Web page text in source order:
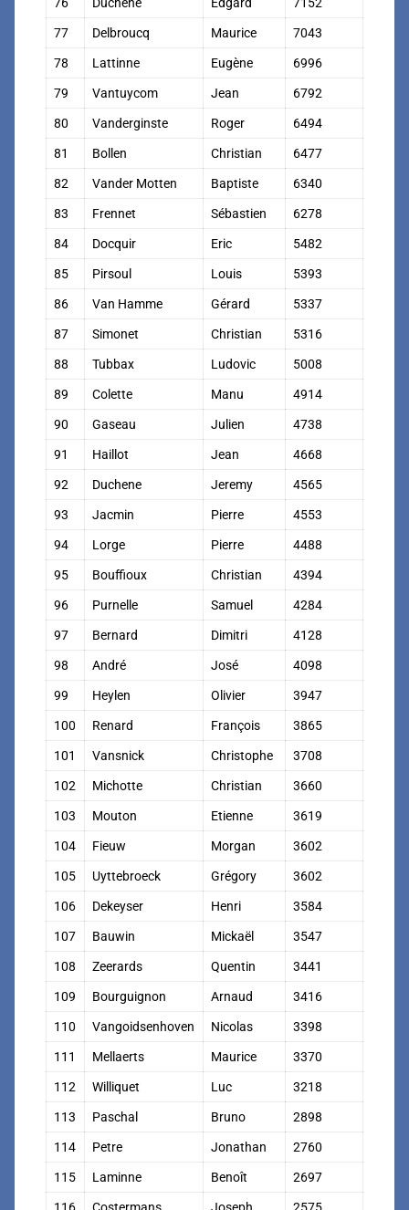
77 Delbroucq Maurice 7043
78 Lattinne Eugène 6996
79 Vantuycom Jean 6792
80 Vanderginste Roger 6494
81 Bollen Christian 6477
82 Vander Motten Baptiste 6340
83 Frennet Sébastien 6278
84 Docquir Eric 5482
85 Pirsoul Louis 5393
86 Van Hamme Gérard 5337
87 Simonet Christian 5316
88 Tubbax Ludovic 5008
89 Colette Manu 4914
90 Gaseau Julien 4738
91 Haillot Jean 4668
92 Duchene Jeremy 4565
93 Jacmin Pierre 4553
94 Lorge Pierre 4488
95 Bouffioux Christian 4394
96 Purnelle Samuel 4284
97 Bernard Dimitri 4128
98 André José 4098
99 Heylen Olivier 3947
100 Renard François 3865
101 Vansnick Christophe 3708
102 Michotte Christian 3660
103 Mouton Etienne 3619
104 Fieuw Morgan 3602
105 Uyttebroeck Grégory 3602
106 Dekeyser Henri 3584
107 Bauwin Mickaël 3547
108 Zeerards Quentin 3441
109 Bourguignon Arnaud 3416
110 Vangoidsenhoven Nicolas 3398
111 Mellaerts Maurice 3370
112 Williquet Luc 3218
113 Paschal Bruno 2898
114 Petre Jonathan 2760
115 Laminne Benoît 2697